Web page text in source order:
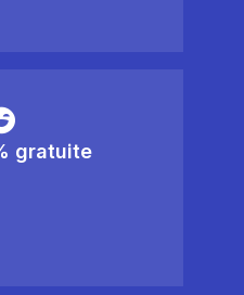
gratuite